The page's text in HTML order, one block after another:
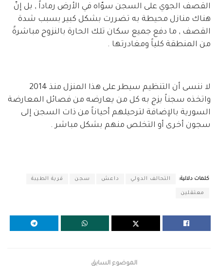
القصف الجوي على السجن سوّاه في الأرض رماداً , بل إنّ
هناك منازل محيطة به تضررت بشكل كبير بسبب شدة
القصف , ما دفع جميع سكان تلك الحارة بالنزوح مباشرةً
من المنطقة كلياً ومغادرتها .
لا ننسى أن التنظيم سيطر على هذا المنزل منذ 2014
واتخذه سجناً يزج به كل من يعارضه من فصائل المعارضة
السورية بالإضافة لترحيلهم أحياناً من ذات السجن إلى
سجون أخرى أو التخلص منهم بشكل مباشر .
كلمات دلالية: التحالف الدولي داعش سجن قرية الطيبة
معتقلين
الموضوع السابق